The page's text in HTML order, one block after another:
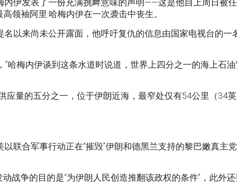
内伊发表了一份充满挑衅意味的声明——这是他自上周日被
领袖阿里·哈梅内伊在一次袭击中丧生。
名以来尚未公开露面，他呼吁复仇的信息由国家电视台的一
”哈梅内伊谈到这条水道时说道，世界上四分之一的海上石油
应量的五分之一，位于伊朗近海，最窄处仅有54公里（34英
联合军事行动正在“摧毁”伊朗和德黑兰支持的黎巴嫩真主
战争的目的是“为伊朗人民创造推翻该政权的条件”，此外